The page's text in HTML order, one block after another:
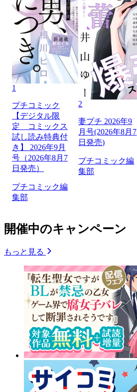
1
プチコミック
【デジタル限
定 コミックス
試し読み特典付
き】 2026年9月
号（2026年8月7
日発売）
プチコミック編
集部
2
妻プチ 2026年9
月号(2026年8月7
日発売)
プチコミック編
集部
開催中のキャンペーン
もっと見る